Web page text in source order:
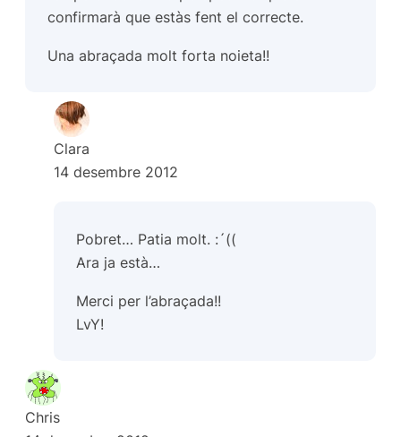
confirmarà que estàs fent el correcte.
Una abraçada molt forta noieta!!
Clara
14 desembre 2012
Pobret… Patia molt. :´((
Ara ja està…
Merci per l’abraçada!!
LvY!
Chris